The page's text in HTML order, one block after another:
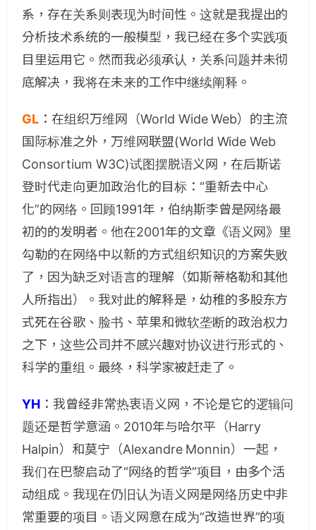
系，存在关系则表现为时间性。这就是我提出的
分析技术系统的一般模型，我已经在多个实践项
目里运用它。然而我必须承认，关系问题并未彻
底解决，我将在未来的工作中继续阐释。
GL ： 在组织万维网（World Wide Web）的主流
国际标准之外，万维网联盟(World Wide Web
Consortium W3C)试图摆脱语义网，在后斯诺
登时代走向更加政治化的目标：“重新去中心
化”的网络。回顾1991年，伯纳斯李曾是网络最
初的的发明者。他在2001年的文章《语义网》里
勾勒的在网络中以新的方式组织知识的方案失败
了，因为缺乏对语言的理解（如斯蒂格勒和其他
人所指出）。我对此的解释是，幼稚的多股东方
式死在谷歌、脸书、苹果和微软垄断的政治权力
之下，这些公司并不感兴趣对协议进行形式的、
科学的重组。最终，科学家被赶走了。
YH ：我曾经非常热衷语义网，不论是它的逻辑问
题还是哲学意涵。2010年与哈尔平（Harry
Halpin）和莫宁（Alexandre Monnin）一起，
我们在巴黎启动了“网络的哲学”项目，由多个活
动组成。我现在仍旧认为语义网是网络历史中非
常重要的项目。语义网意在成为“改造世界”的项